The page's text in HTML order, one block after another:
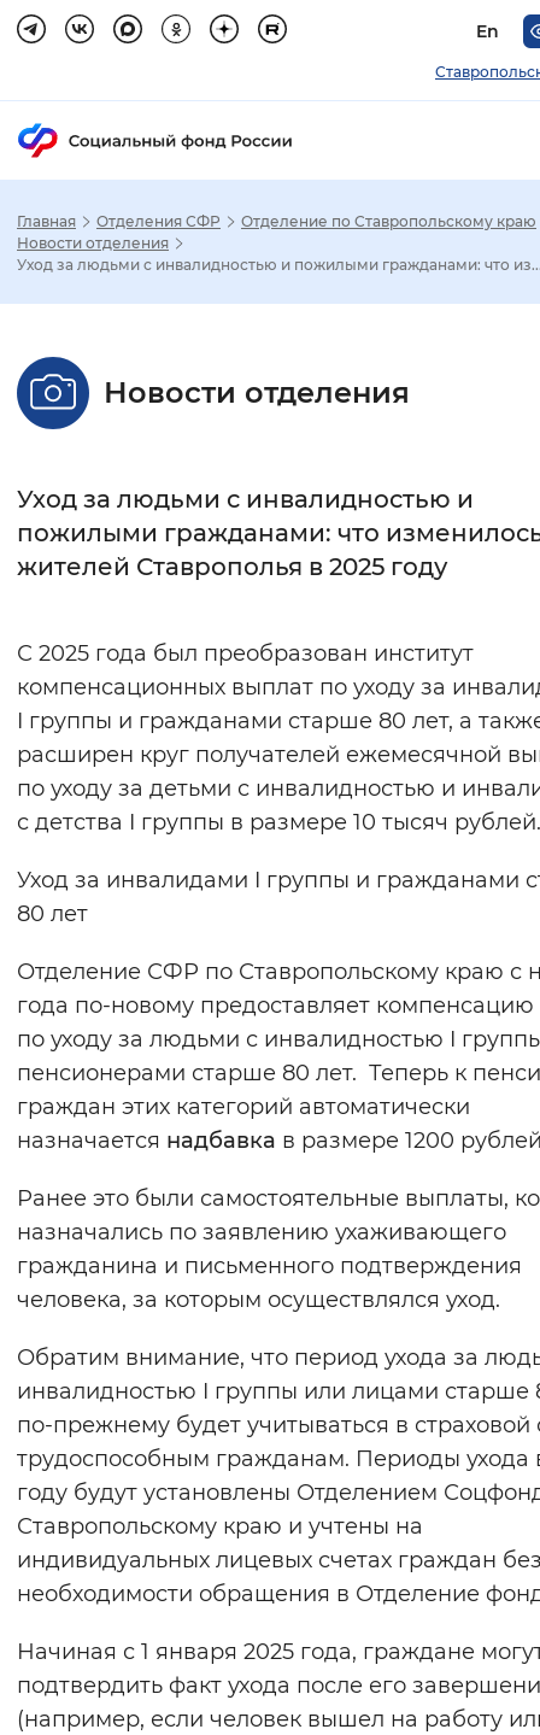
En
Настройка режима отображения
Стандартный Увеличенный
Интервал между буквами
Цвет сайта
Инверсивный
Синий фон
Звуковой ассистент
Воспроизвести Остановить
Вернуть стандартные настройки
Главная Отделения СФР
Отделение по Ставропольскому краю
Новости отделения
Уход за людьми с инвалидностью и пожилыми гражданами: что
Новости отделения
Уход за людьми с инвалидностью и
пожилыми гражданами: что
жителей Ставрополья в 2025 году
С 2025 года был преобразован институт
компенсационных выплат по уходу за
I группы и гражданами старше 80 лет, а
расширен круг получателей ежемесячной
по уходу за детьми с инвалидностью и
с детства I группы в размере 10 тысяч рублей.
Уход за инвалидами I группы и гражданами
80 лет
Отделение СФР по Ставропольскому краю с
года по-новому предоставляет компенсацию
по уходу за людьми с инвалидностью I
пенсионерами старше 80 лет. Теперь к
граждан этих категорий автоматически
назначается надбавка в размере 1200
Ранее это были самостоятельные выплаты,
назначались по заявлению ухаживающего
гражданина и письменного подтверждения
человека, за которым осуществлялся уход.
Обратим внимание, что период ухода за
инвалидностью I группы или лицами старше
по-прежнему будет учитываться в страховой
трудоспособным гражданам. Периоды ухода
году будут установлены Отделением
Ставропольскому краю и учтены на
индивидуальных лицевых счетах граждан
необходимости обращения в Отделение
Начиная с 1 января 2025 года, граждане
подтвердить факт ухода после его
(например, если человек вышел на работу